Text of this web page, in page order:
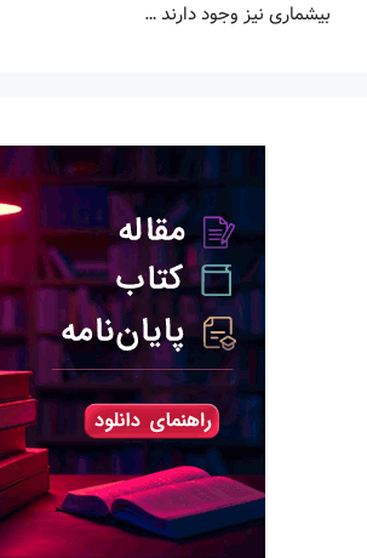
بیشماری نیز وجود دارند …